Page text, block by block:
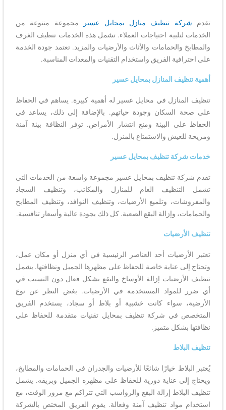
تقدم شركة تنظيف منازل بمحايل عسير
مجموعة متنوعة من
الخدمات لتلبية احتياجات العملاء. تشمل هذه الخدمات تنظيف الغرف
والمطابخ والحمامات والأثاث والأرضيات والمزيد. تعتمد جودة الخدمة
على احترافية الفريق واستخدام التقنيات والمعدات المناسبة.
أهمية تنظيف المنازل بمحايل عسير
تنظيف المنازل في محايل عسير له أهمية كبيرة. يساهم في الحفاظ
على صحة السكان وجودة حياتهم. بالإضافة إلى ذلك، يساعد في
الحفاظ على البيئة ومنع انتشار الأمراض. توفر النظافة بيئة آمنة
ومريحة للعيش والاستمتاع بالمنزل.
خدمات شركة تنظيف بمحايل عسير
تقدم شركة تنظيف بمحايل عسير مجموعة واسعة من الخدمات التي
تشمل التنظيف العام للمنازل والمكاتب، وتنظيف السجاد
والمفروشات، وتلميع الأرضيات، وتنظيف النوافذ، وتنظيف المطابخ
والحمامات، وإزالة البقع الصعبة. كل ذلك بجودة عالية وأسعار تنافسية.
تنظيف الأرضيات
تعتبر الأرضيات أحد العناصر الرئيسية في أي منزل أو مكان عمل،
وتحتاج إلى عناية خاصة للحفاظ على مظهرها الجميل ونظافتها. يشمل
تنظيف الأرضيات إزالة الأوساخ والبقع بشكل فعال دون التسبب في
أي ضرر للمواد المستخدمة في الأرضيات. بغض النظر عن نوع
الأرضية، سواء كانت خشبية أو بلاط أو سجاد، يستخدم الفريق
المتخصص في شركة تنظيف بمحايل تقنيات متقدمة للحفاظ على
نظافتها بشكل متميز.
تنظيف البلاط
يُعتبر البلاط خيارًا شائعًا للأرضيات والجدران في الحمامات والمطابخ،
ويحتاج إلى عناية دورية للحفاظ على مظهره الجميل وبريقه. يشمل
تنظيف البلاط إزالة البقع والرواسب التي تتراكم مع مرور الوقت، مع
استخدام مواد تنظيف آمنة وفعالة. يقوم الفريق المختص بالشركة